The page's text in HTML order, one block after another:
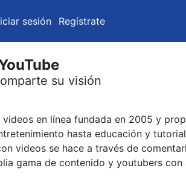
sesión Regístrate
su visión
en línea fundada en 2005 y
hasta educación y
videos se hace a través de
gama de contenido y youtubers con